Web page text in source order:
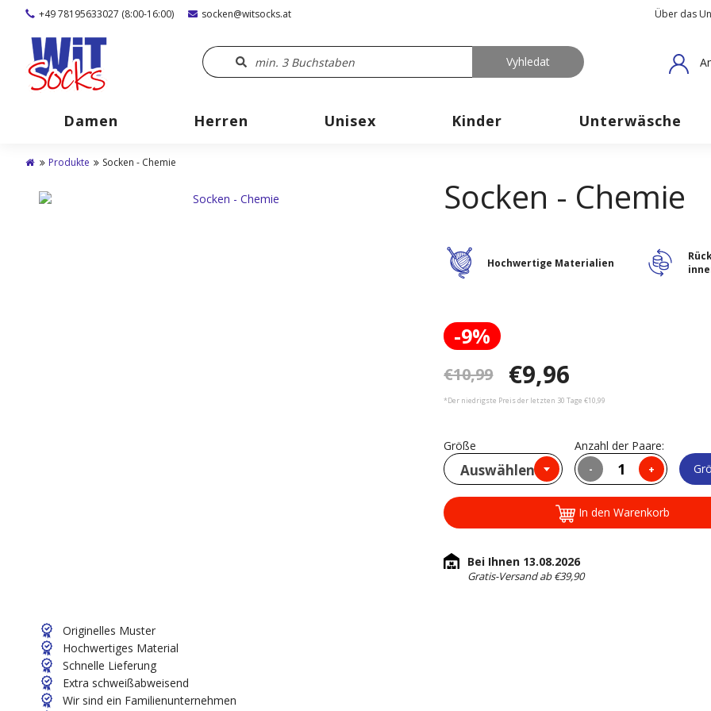
+49 78195633027 (8:00-16:00) socken@witsocks.at Über das
Damen Herren Unisex Kinder Unterwäsche
Produkte Socken - Chemie
Socken - Chemie
Hochwertige Materialien
-9%
€10,99 €9,96
*Der niedrigste Preis der letzten 30 Tage €10,99
Größe
Auswählen
Anzahl der Paare:
- +
In den Warenkorb
Bei Ihnen 13.08.2026
Gratis-Versand ab €39,90
Originelles Muster
Hochwertiges Material
Schnelle Lieferung
Extra schweißabweisend
Wir sind ein Familienunternehmen